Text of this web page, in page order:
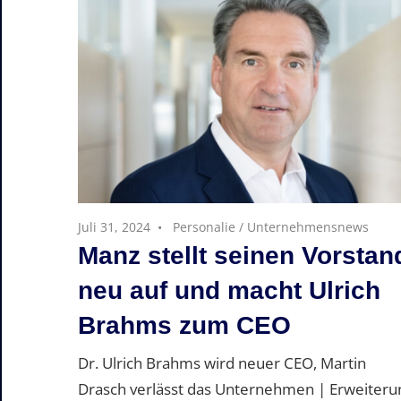
Juli 31, 2024 Personalie / Unternehmensnews
Manz stellt seinen
neu auf und macht Ulrich
Brahms zum CEO
Dr. Ulrich Brahms wird neuer CEO, Martin
Drasch verlässt das Unternehmen |